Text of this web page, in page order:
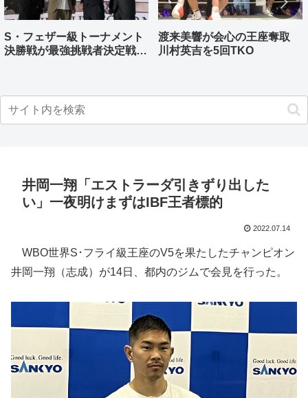
S・フェザー級トーナメント
決勝戦が最強挑戦者決定戦兼
渡来美響が会心の王座奪取
川村英吉を5回TKO
井岡一翔「エストラーダ引きずり出した
い」一夜明けまずはIBF王者標的
2022.07.14
WBO世界S･フライ級王座のV5を果たしたチャンピオン
井岡一翔（志成）が14日、都内のジムで会見を行った。